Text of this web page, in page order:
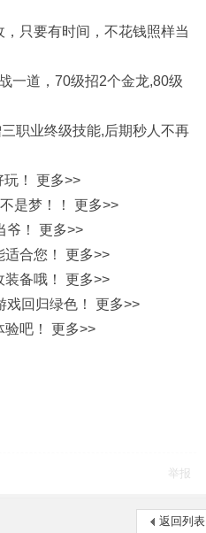
只要有时间，不花钱照样当
一道，70级招2个金龙,80级
职业终级技能,后期秒人不再
！ 更多>>
是梦！！ 更多>>
爷！ 更多>>
合您！ 更多>>
备哦！ 更多>>
戏回归绿色！ 更多>>
验吧！ 更多>>
举报
返回列表